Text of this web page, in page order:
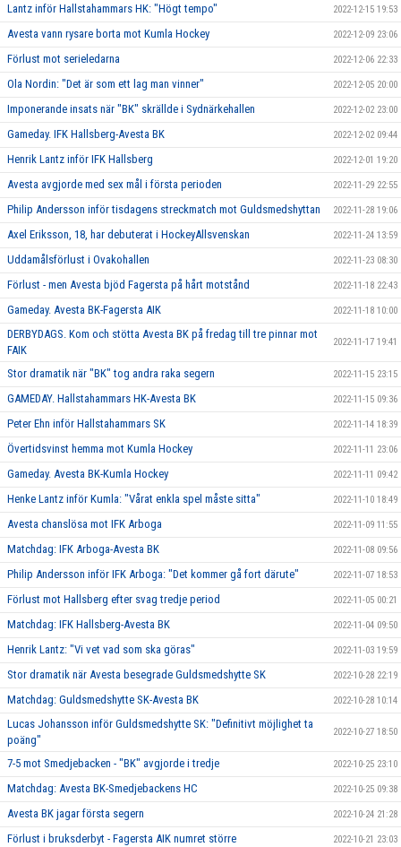
Lantz inför Hallstahammars HK: "Högt tempo" 2022-12-15 19:53
Avesta vann rysare borta mot Kumla Hockey 2022-12-09 23:06
Förlust mot serieledarna 2022-12-06 22:33
Ola Nordin: "Det är som ett lag man vinner" 2022-12-05 20:00
Imponerande insats när "BK" skrällde i Sydnärkehallen 2022-12-02 23:00
Gameday. IFK Hallsberg-Avesta BK 2022-12-02 09:44
Henrik Lantz inför IFK Hallsberg 2022-12-01 19:20
Avesta avgjorde med sex mål i första perioden 2022-11-29 22:55
Philip Andersson inför tisdagens streckmatch mot Guldsmedshyttan 2022-11-28 19:06
Axel Eriksson, 18, har debuterat i HockeyAllsvenskan 2022-11-24 13:59
Uddamålsförlust i Ovakohallen 2022-11-23 08:30
Förlust - men Avesta bjöd Fagersta på hårt motstånd 2022-11-18 22:43
Gameday. Avesta BK-Fagersta AIK 2022-11-18 10:00
DERBYDAGS. Kom och stötta Avesta BK på fredag till tre pinnar mot
FAIK
2022-11-17 19:41
Stor dramatik när "BK" tog andra raka segern 2022-11-15 23:15
GAMEDAY. Hallstahammars HK-Avesta BK 2022-11-15 09:36
Peter Ehn inför Hallstahammars SK 2022-11-14 18:39
Övertidsvinst hemma mot Kumla Hockey 2022-11-11 23:06
Gameday. Avesta BK-Kumla Hockey 2022-11-11 09:42
Henke Lantz inför Kumla: "Vårat enkla spel måste sitta" 2022-11-10 18:49
Avesta chanslösa mot IFK Arboga 2022-11-09 11:55
Matchdag: IFK Arboga-Avesta BK 2022-11-08 09:56
Philip Andersson inför IFK Arboga: "Det kommer gå fort därute" 2022-11-07 18:53
Förlust mot Hallsberg efter svag tredje period 2022-11-05 00:21
Matchdag: IFK Hallsberg-Avesta BK 2022-11-04 09:50
Henrik Lantz: "Vi vet vad som ska göras" 2022-11-03 19:59
Stor dramatik när Avesta besegrade Guldsmedshytte SK 2022-10-28 22:19
Matchdag: Guldsmedshytte SK-Avesta BK 2022-10-28 10:14
Lucas Johansson inför Guldsmedshytte SK: "Definitivt möjlighet ta
poäng"
2022-10-27 18:50
7-5 mot Smedjebacken - "BK" avgjorde i tredje 2022-10-25 23:10
Matchdag: Avesta BK-Smedjebackens HC 2022-10-25 09:38
Avesta BK jagar första segern 2022-10-24 21:28
Förlust i bruksderbyt - Fagersta AIK numret större 2022-10-21 23:03